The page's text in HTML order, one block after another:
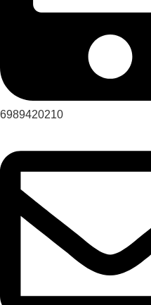
6989420210